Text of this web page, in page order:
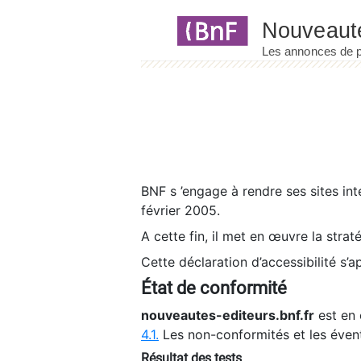
BNF s ’engage à rendre ses sites
février 2005.
A cette fin, il met en œuvre la
Cette déclaration d’accessibilité
État de conformité
nouveautes-editeurs.bnf.fr est en
4.1. Les non-conformités et les